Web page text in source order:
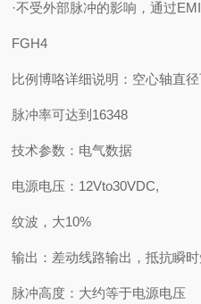
·不受外部脉冲的影响，通过EMI
FGH4
比例博咯详细说明：空心轴直径
脉冲率可达到16348
技术参数：电气数据
电源电压：12Vto30VDC,
纹波，大10%
输出：差动线路输出，抵抗瞬
脉冲高度：大约等于电源电压